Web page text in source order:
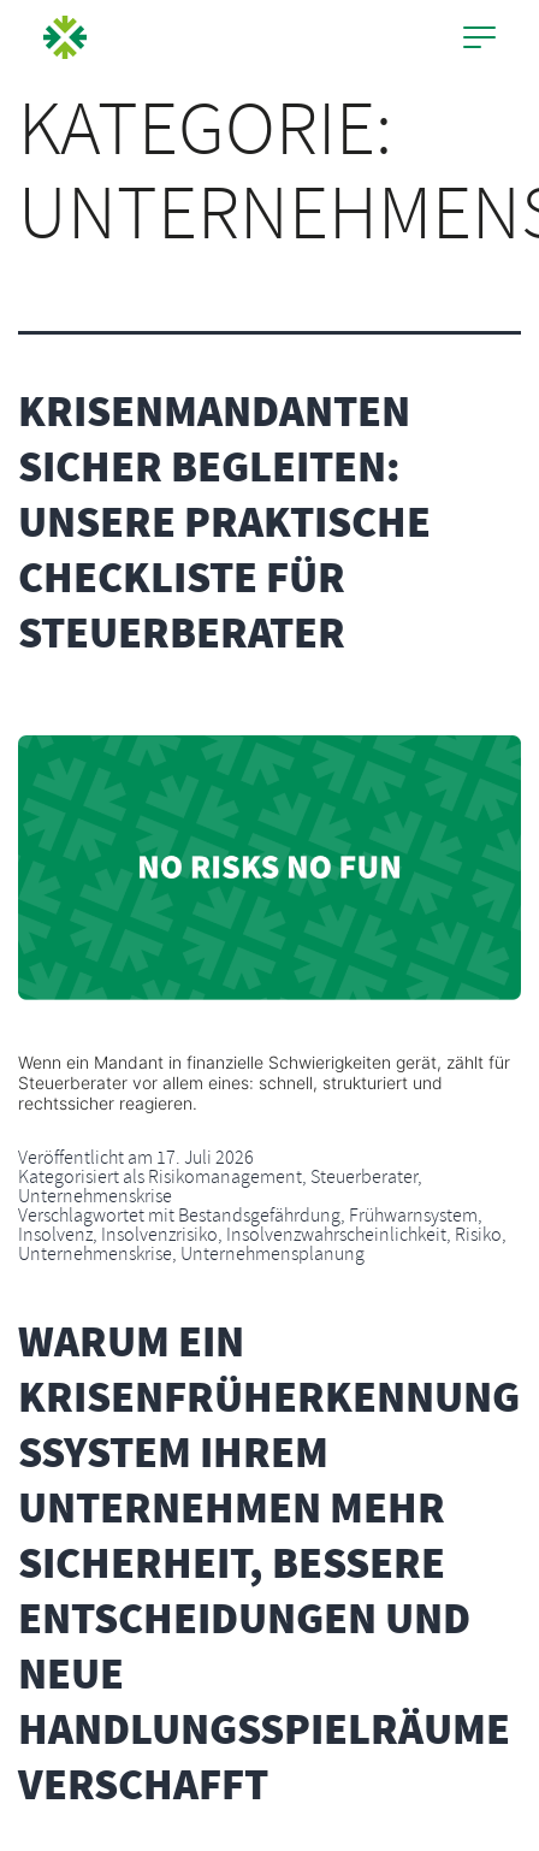
KATEGORIE:
KRISENMANDANTEN
SICHER BEGLEITEN:
UNSERE PRAKTISCHE
CHECKLISTE FÜR
STEUERBERATER
Wenn ein Mandant in finanzielle Schwierigkeiten gerät, zählt für
Steuerberater vor allem eines: schnell, strukturiert und
rechtssicher reagieren.
Veröffentlicht am 17. Juli 2026
Kategorisiert alsRisikomanagement, Steuerberater,
Unternehmenskrise
Verschlagwortet mitBestandsgefährdung, Frühwarnsystem,
Insolvenz, Insolvenzrisiko, Insolvenzwahrscheinlichkeit, Risiko,
Unternehmenskrise, Unternehmensplanung
WARUM EIN
KRISENFRÜHERKENNUNG
SSYSTEM IHREM
UNTERNEHMEN MEHR
SICHERHEIT, BESSERE
ENTSCHEIDUNGEN UND
NEUE
HANDLUNGSSPIELRÄUME
VERSCHAFFT